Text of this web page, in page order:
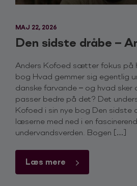
MAJ 22, 2026
Den sidste dråbe –
Anders Kofoed sætter fokus på
bog Hvad gemmer sig egentlig
danske farvande – og hvad sker
passer bedre på det? Det
Kofoed i sin nye bog Den sidste
læserne med ned i en
undervandsverden. Bogen […]
Læs mere